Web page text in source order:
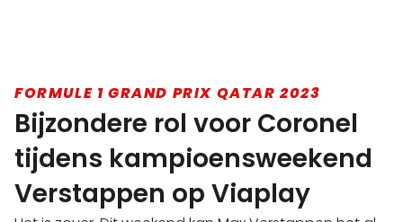
FORMULE 1 GRAND PRIX QATAR 2023
Bijzondere rol voor Coronel
tijdens kampioensweekend
Verstappen op Viaplay